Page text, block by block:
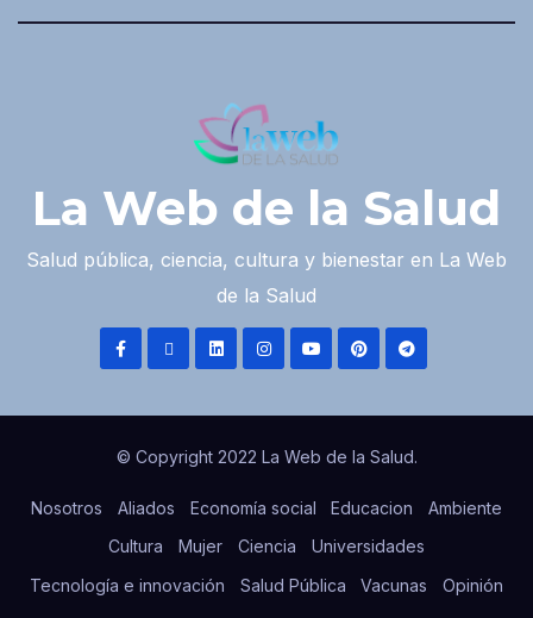
La Web de la Salud
Salud pública, ciencia, cultura y bienestar en La Web
de la Salud
© Copyright 2022 La Web de la Salud.
Nosotros Aliados Economía social Educacion
Ambiente
Cultura
Mujer Ciencia
Universidades
Tecnología e innovación
Salud Pública Vacunas
Opinión